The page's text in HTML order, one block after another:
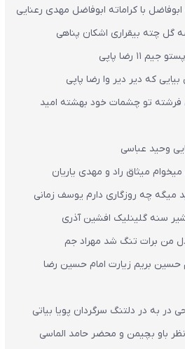
با کراماته ابوفاضل مهدی رعنایی
گل چته بیقراری اشکان پناهی
رضا پاپی
که دیر دیر وا رضا پاپی
فرشته تو چشمات خود بهشته امید
وحید عباسی
میثاق راد و مهدی یاریان
میگه چه روزگاری دارم یوسف زمانی
سنه گلینلیک افشین آذری
من برات تنگ شد مهراد جم
حسین بریم زیارت امام حسین رضا
در به در دلتنگ سرگردان پویا بیاتی
باو بچیمن و محضر حامد الماسی